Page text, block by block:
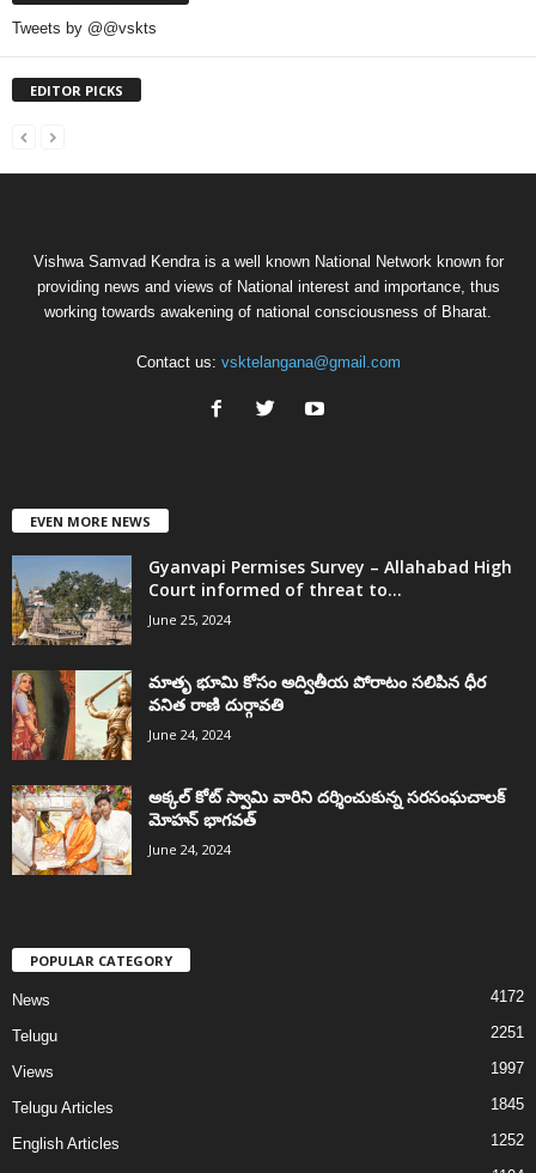
Tweets by @@vskts
EDITOR PICKS
Vishwa Samvad Kendra is a well known National Network known for
providing news and views of National interest and importance, thus
working towards awakening of national consciousness of Bharat.
Contact us: vsktelangana@gmail.com
EVEN MORE NEWS
Gyanvapi Permises Survey – Allahabad High
Court informed of threat to...
June 25, 2024
మాతృ భూమి కోసం అద్వితీయ పోరాటం సలిపిన ధీర
వనిత రాణి దుర్గావతి
June 24, 2024
అక్కల్‌ కోట్‌ స్వామి వారిని దర్శించుకున్న సరసంఘచాలక్
మోహన్ భాగవత్
June 24, 2024
POPULAR CATEGORY
News 4172
Telugu 2251
Views 1997
Telugu Articles 1845
English Articles 1252